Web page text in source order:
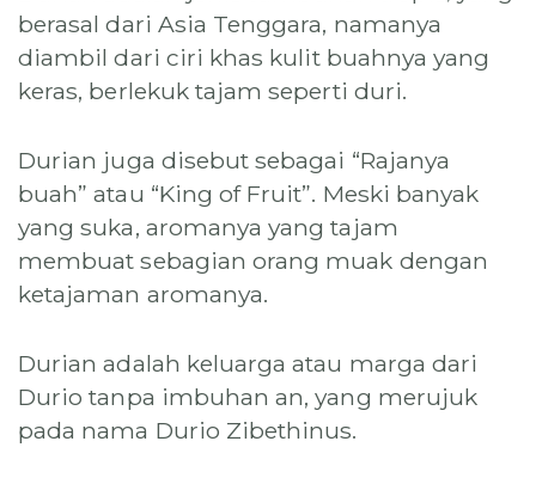
berasal dari Asia Tenggara, namanya
diambil dari ciri khas kulit buahnya yang
keras, berlekuk tajam seperti duri.
Durian juga disebut sebagai “Rajanya
buah” atau “King of Fruit”. Meski banyak
yang suka, aromanya yang tajam
membuat sebagian orang muak dengan
ketajaman aromanya.
Durian adalah keluarga atau marga dari
Durio tanpa imbuhan an, yang merujuk
pada nama Durio Zibethinus.